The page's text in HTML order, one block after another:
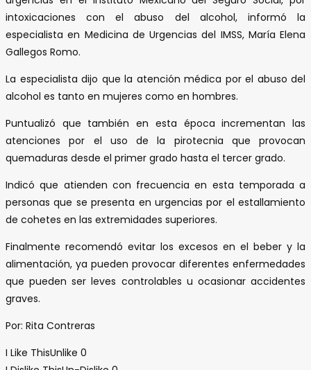
intoxicaciones con el abuso del alcohol, informó la
especialista en Medicina de Urgencias del IMSS, María Elena
Gallegos Romo.
La especialista dijo que la atención médica por el abuso del
alcohol es tanto en mujeres como en hombres.
Puntualizó que también en esta época incrementan las
atenciones por el uso de la pirotecnia que provocan
quemaduras desde el primer grado hasta el tercer grado.
Indicó que atienden con frecuencia en esta temporada a
personas que se presenta en urgencias por el estallamiento
de cohetes en las extremidades superiores.
Finalmente recomendó evitar los excesos en el beber y la
alimentación, ya pueden provocar diferentes enfermedades
que pueden ser leves controlables u ocasionar accidentes
graves.
Por: Rita Contreras
I Like ThisUnlike 0